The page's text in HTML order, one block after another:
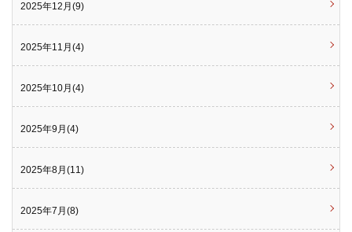
2025年12月(9)
2025年11月(4)
2025年10月(4)
2025年9月(4)
2025年8月(11)
2025年7月(8)